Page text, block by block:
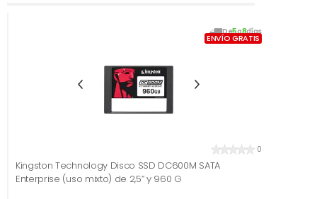
De5a8días
ENVÍO GRATIS
0
Kingston Technology Disco SSD DC600M SATA
Enterprise (uso mixto) de 2,5” y 960 G